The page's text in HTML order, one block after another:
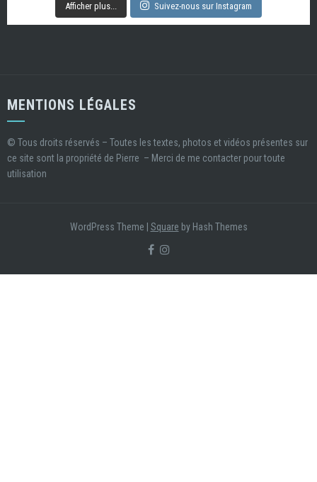
Afficher plus... Suivez-nous sur Instagram
MENTIONS LÉGALES
© Tous droits réservés – Toutes les textes, photos et vidéos présentes sur
ce site sont la propriété de Pierre – Merci de me contacter pour toute
utilisation
WordPress Theme Square by Hash Themes